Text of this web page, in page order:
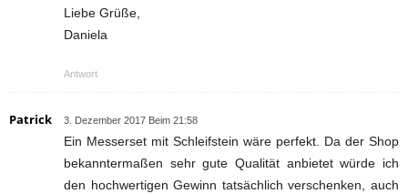
Liebe Grüße,
Daniela
Antwort
Patrick 3. Dezember 2017 Beim 21:58
Ein Messerset mit Schleifstein wäre perfekt. Da der Shop
bekanntermaßen sehr gute Qualität anbietet würde ich
den hochwertigen Gewinn tatsächlich verschenken, auch